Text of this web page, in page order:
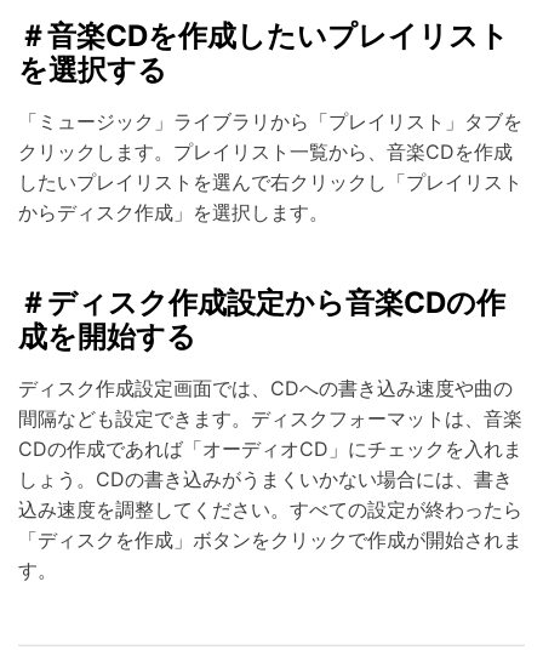
＃音楽CDを作成したいプレイリスト
を選択する
「ミュージック」ライブラリから「プレイリスト」タブを
クリックします。プレイリスト一覧から、音楽CDを作成
したいプレイリストを選んで右クリックし「プレイリスト
からディスク作成」を選択します。
＃ディスク作成設定から音楽CDの作
成を開始する
ディスク作成設定画面では、CDへの書き込み速度や曲の
間隔なども設定できます。ディスクフォーマットは、音楽
CDの作成であれば「オーディオCD」にチェックを入れま
しょう。CDの書き込みがうまくいかない場合には、書き
込み速度を調整してください。すべての設定が終わったら
「ディスクを作成」ボタンをクリックで作成が開始されま
す。